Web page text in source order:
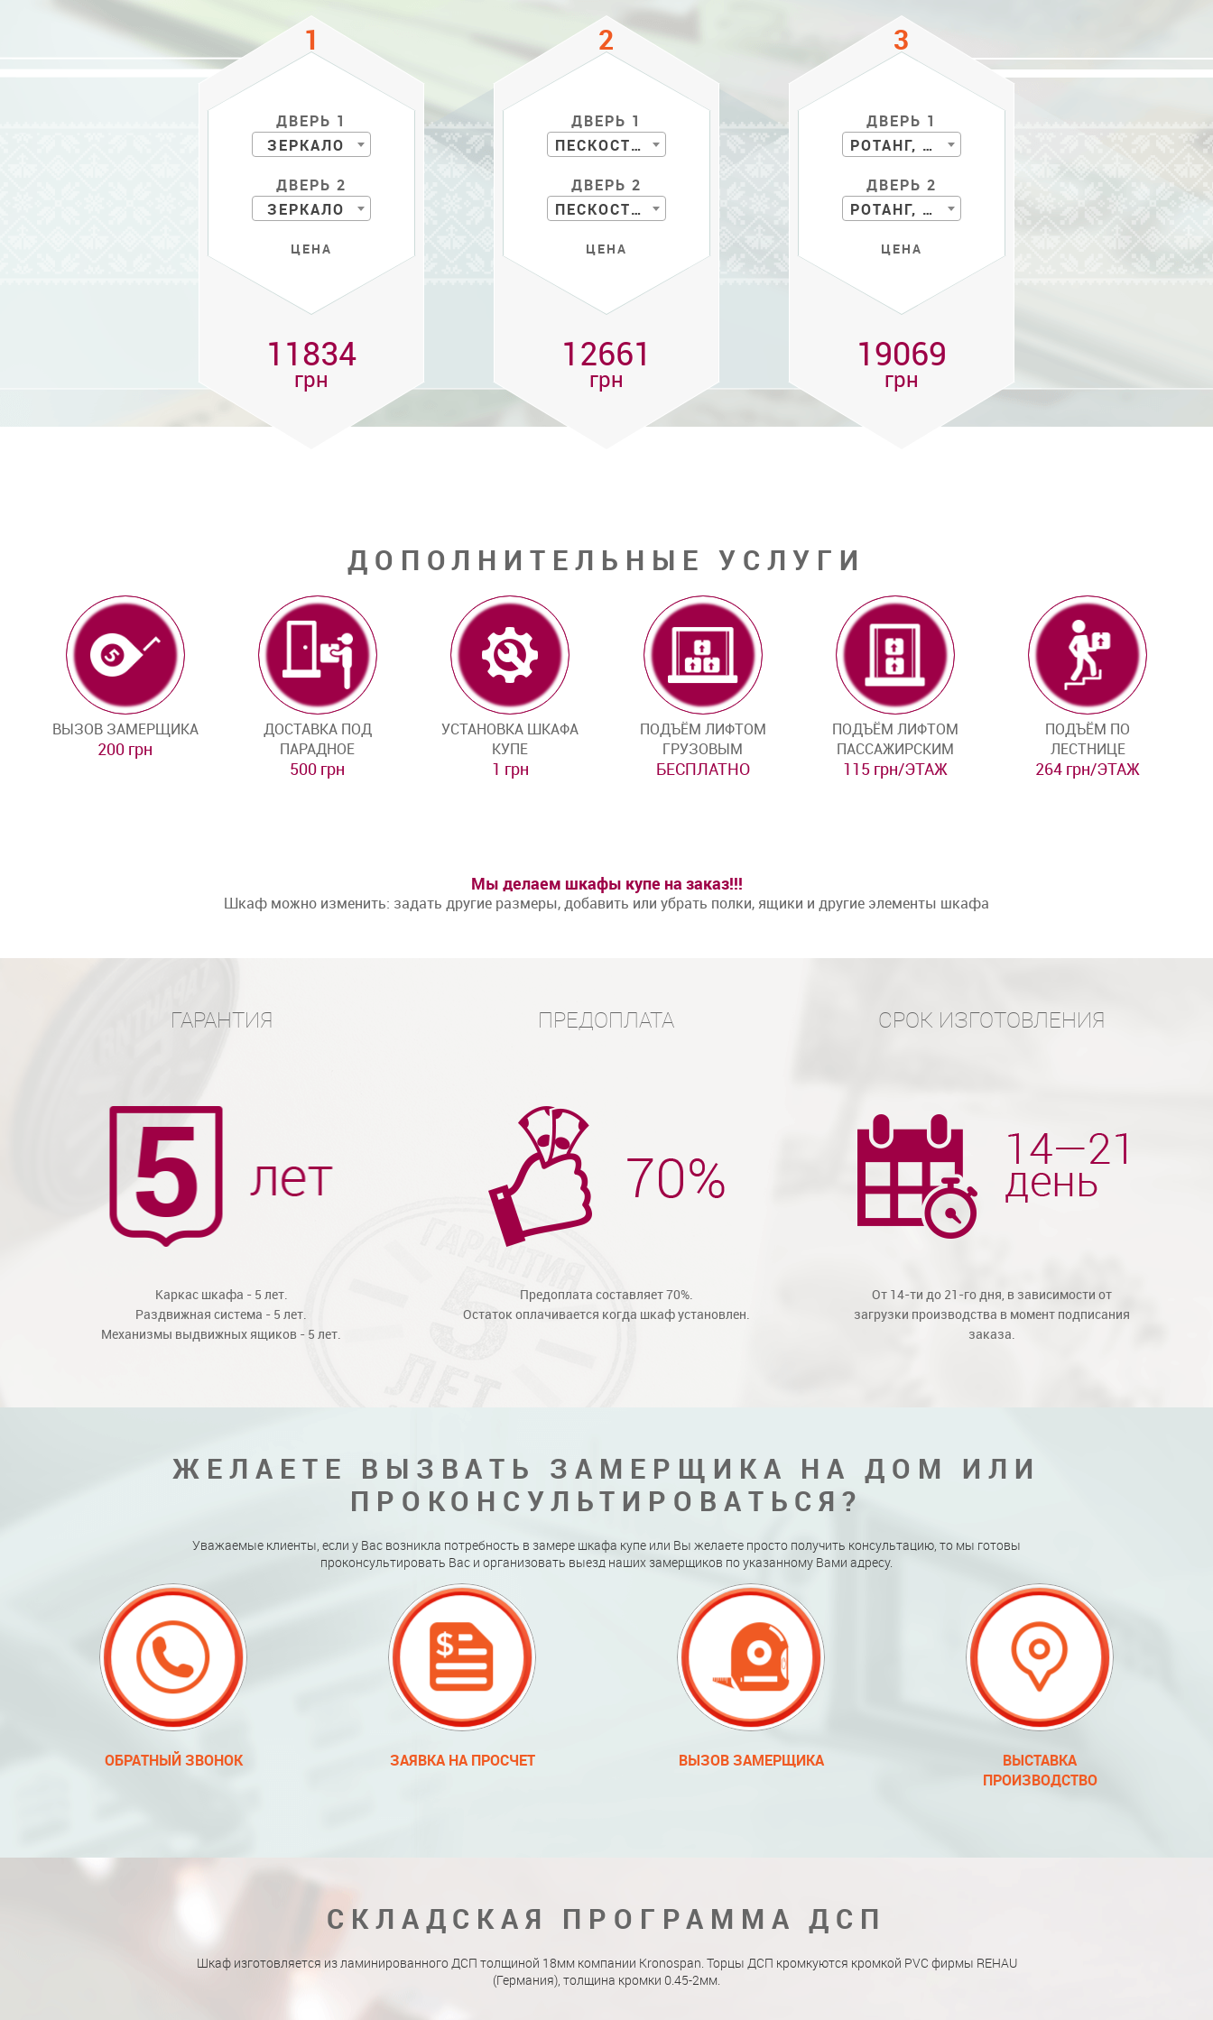
ДВЕРЬ 1
ЗЕРКАЛО
ДВЕРЬ 2
ЗЕРКАЛО
ЦЕНА
11834
грн
ДВЕРЬ 1
ПЕСКОСТРУЙ
ДВЕРЬ 2
ПЕСКОСТРУЙ
ЦЕНА
12661
грн
ДВЕРЬ 1
РОТАНГ, БАМБУК
ДВЕРЬ 2
РОТАНГ, БАМБУК
ЦЕНА
19069
грн
ДОПОЛНИТЕЛЬНЫЕ УСЛУГИ
ВЫЗОВ ЗАМЕРЩИКА
200 грн
ДОСТАВКА ПОД
ПАРАДНОЕ
500 грн
УСТАНОВКА ШКАФА
КУПЕ
1 грн
ПОДЪЁМ ЛИФТОМ
ГРУЗОВЫМ
БЕСПЛАТНО
ПОДЪЁМ ЛИФТОМ
ПАССАЖИРСКИМ
115 грн/ЭТАЖ
ПОДЪЁМ ПО
ЛЕСТНИЦЕ
264 грн/ЭТАЖ
Мы делаем шкафы купе на заказ!!!
Шкаф можно изменить: задать другие размеры, добавить или убрать полки, ящики и другие элементы шкафа
ГАРАНТИЯ
Каркас шкафа - 5 лет.
Раздвижная система - 5 лет.
Механизмы выдвижных ящиков - 5 лет.
ПРЕДОПЛАТА
Предоплата составляет 70%.
Остаток оплачивается когда шкаф установлен.
СРОК ИЗГОТОВЛЕНИЯ
От 14-ти до 21-го дня, в зависимости от
загрузки производства в момент подписания
заказа.
ЖЕЛАЕТЕ ВЫЗВАТЬ ЗАМЕРЩИКА НА ДОМ ИЛИ
ПРОКОНСУЛЬТИРОВАТЬСЯ?
Уважаемые клиенты, если у Вас возникла потребность в замере шкафа купе или Вы желаете просто получить консультацию, то мы готовы
проконсультировать Вас и организовать выезд наших замерщиков по указанному Вами адресу.
ОБРАТНЫЙ ЗВОНОК ЗАЯВКА НА ПРОСЧЕТ ВЫЗОВ ЗАМЕРЩИКА
ВЫСТАВКА
ПРОИЗВОДСТВО
СКЛАДСКАЯ ПРОГРАММА ДСП
Шкаф изготовляется из ламинированного ДСП толщиной 18мм компании Kronospan. Торцы ДСП кромкуются кромкой PVC фирмы REHAU
(Германия), толщина кромки 0.45-2мм.